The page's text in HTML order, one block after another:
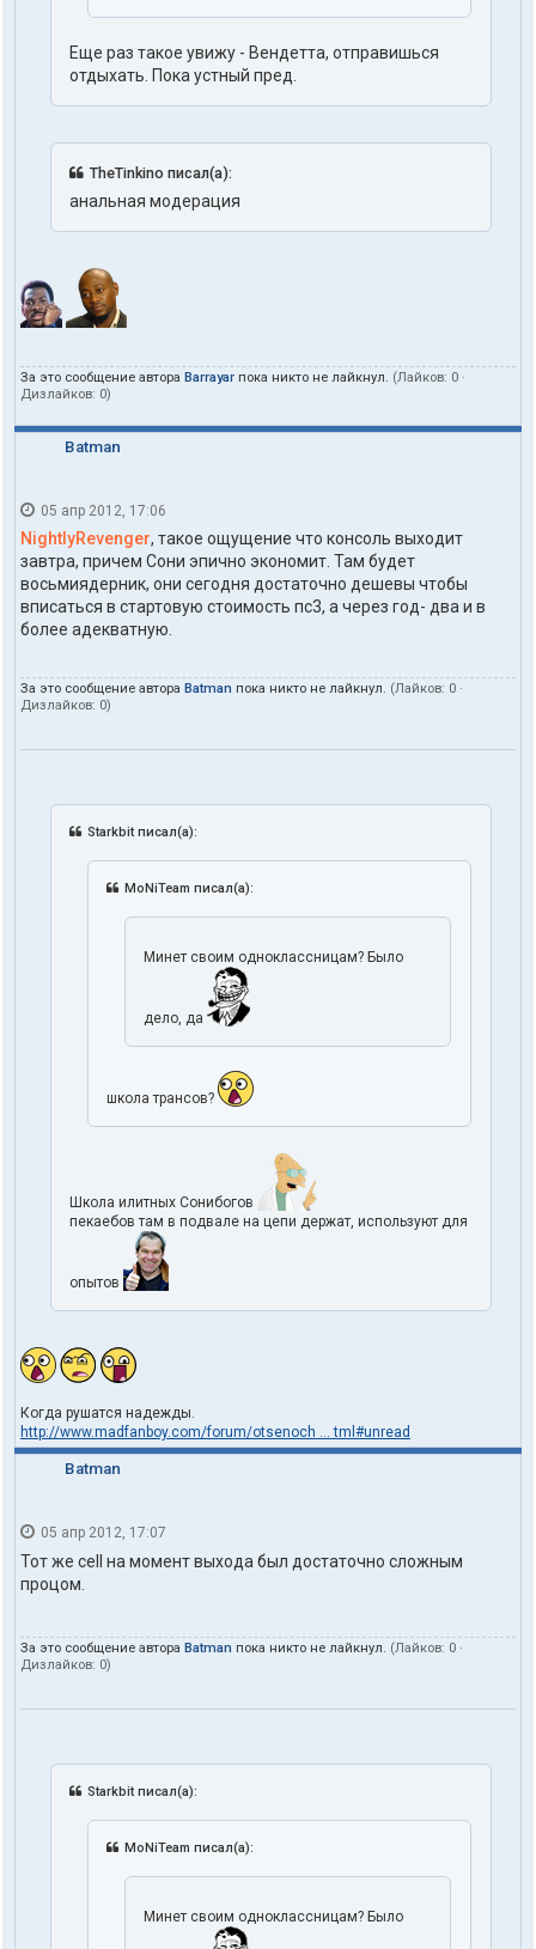
Еще раз такое увижу - Вендетта, отправишься
отдыхать. Пока устный пред.
TheTinkino писал(а):
анальная модерация
За это сообщение автора Barrayar пока никто не лайкнул. (Лайков: 0 ·
Дизлайков: 0)
Batman
05 апр 2012, 17:06
NightlyRevenger, такое ощущение что консоль выходит
завтра, причем Сони эпично экономит. Там будет
восьмиядерник, они сегодня достаточно дешевы чтобы
вписаться в стартовую стоимость пс3, а через год- два и в
более адекватную.
За это сообщение автора Batman пока никто не лайкнул. (Лайков: 0 ·
Дизлайков: 0)
Starkbit писал(а):
MoNiTeam писал(а):
Минет своим одноклассницам? Было
дело, да
школа трансов?
Школа илитных Сонибогов
пекаебов там в подвале на цепи держат, используют для
опытов
Когда рушатся надежды.
http://www.madfanboy.com/forum/otsenoch ... tml#unread
Batman
05 апр 2012, 17:07
Тот же cell на момент выхода был достаточно сложным
процом.
За это сообщение автора Batman пока никто не лайкнул. (Лайков: 0 ·
Дизлайков: 0)
Starkbit писал(а):
MoNiTeam писал(а):
Минет своим одноклассницам? Было